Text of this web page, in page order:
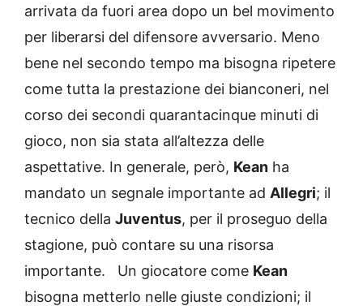
arrivata da fuori area dopo un bel movimento
per liberarsi del difensore avversario. Meno
bene nel secondo tempo ma bisogna ripetere
come tutta la prestazione dei bianconeri, nel
corso dei secondi quarantacinque minuti di
gioco, non sia stata all’altezza delle
aspettative. In generale, però, Kean ha
mandato un segnale importante ad Allegri; il
tecnico della Juventus, per il proseguo della
stagione, può contare su una risorsa
importante. Un giocatore come Kean
bisogna metterlo nelle giuste condizioni; il